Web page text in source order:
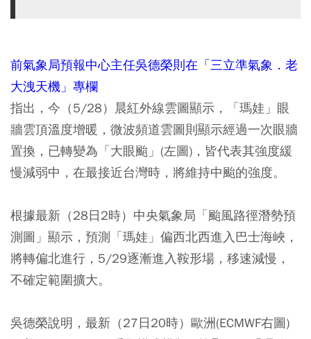
前氣象局預報中心主任吳德榮則在「三立準氣象．老
大洩天機」專欄
指出，今（5/28）晨紅外線雲圖顯示，「瑪娃」眼
牆雲頂溫度增暖，微波頻道雲圖則顯示經過一次眼牆
置換，已轉變為「大眼颱」(左圖)，皆代表其強度緩
慢減弱中，在最接近台灣時，將維持中颱的強度。
根據最新（28日2時）中央氣象局「颱風路徑潛勢預
測圖」顯示，預測「瑪娃」偏西北西進入巴士海峽，
將轉偏北進行，5/29逐漸進入鞍形場，移速減慢，
不確定範圍擴大。
吳德榮說明，最新（27日20時）歐洲(ECMWF右圖)